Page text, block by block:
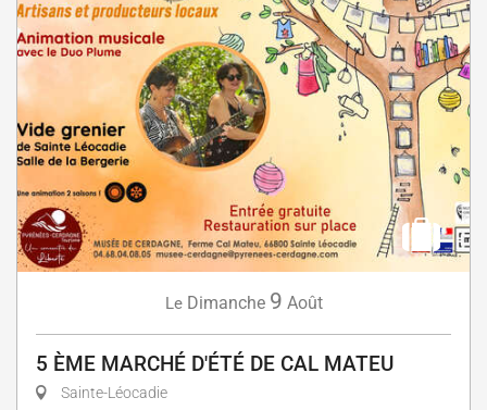
Le Dimanche 9 Août
5 ÈME MARCHÉ D'ÉTÉ DE CAL MATEU
Sainte-Léocadie